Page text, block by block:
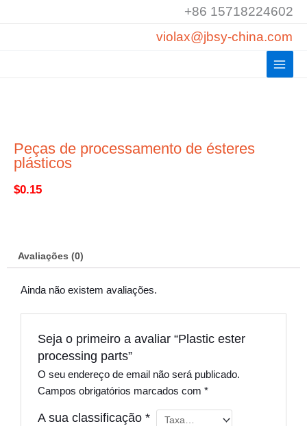
+86 15718224602
violax@jbsy-china.com
Peças de processamento de ésteres
plásticos
$0.15
Avaliações (0)
Ainda não existem avaliações.
Seja o primeiro a avaliar “Plastic ester
processing parts”
O seu endereço de email não será publicado.
Campos obrigatórios marcados com*
A sua classificação*